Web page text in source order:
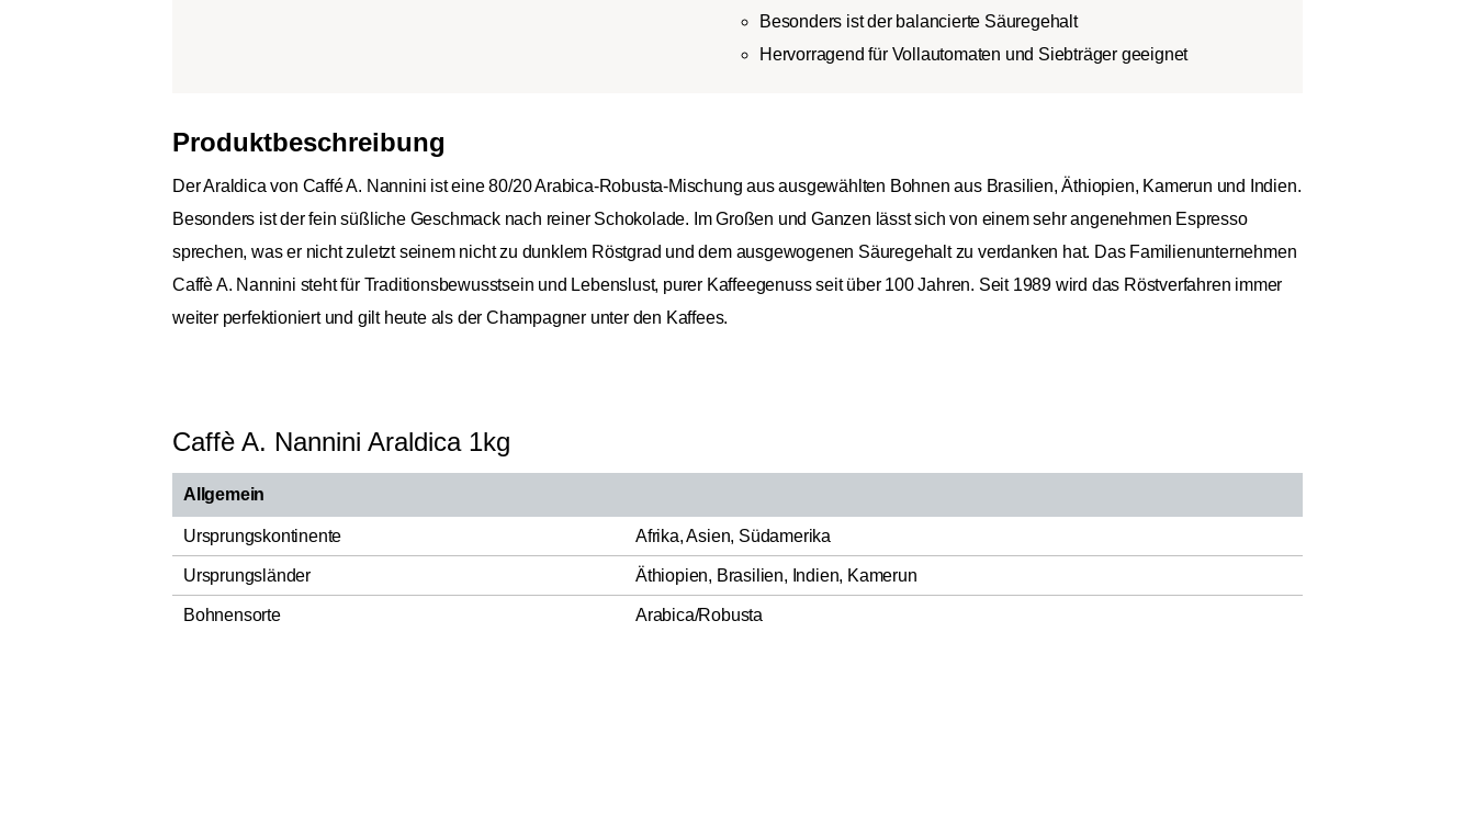
Besonders ist der balancierte Säuregehalt
Hervorragend für Vollautomaten und Siebträger geeignet
Produktbeschreibung
Der Araldica von Caffé A. Nannini ist eine 80/20 Arabica-Robusta-Mischung aus ausgewählten Bohnen aus Brasilien, Äthiopien, Kamerun und Indien.
Besonders ist der fein süßliche Geschmack nach reiner Schokolade. Im Großen und Ganzen lässt sich von einem sehr angenehmen Espresso
sprechen, was er nicht zuletzt seinem nicht zu dunklem Röstgrad und dem ausgewogenen Säuregehalt zu verdanken hat. Das Familienunternehmen
Caffè A. Nannini steht für Traditionsbewusstsein und Lebenslust, purer Kaffeegenuss seit über 100 Jahren. Seit 1989 wird das Röstverfahren immer
weiter perfektioniert und gilt heute als der Champagner unter den Kaffees.
Caffè A. Nannini Araldica 1kg
Allgemein
Ursprungskontinente Afrika, Asien, Südamerika
Ursprungsländer Äthiopien, Brasilien, Indien, Kamerun
Bohnensorte Arabica/Robusta